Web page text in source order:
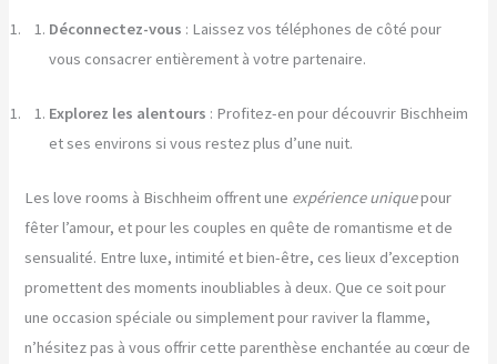
Déconnectez-vous : Laissez vos téléphones de côté pour
vous consacrer entièrement à votre partenaire.
Explorez les alentours : Profitez-en pour découvrir Bischheim
et ses environs si vous restez plus d’une nuit.
Les love rooms à Bischheim offrent une expérience uniquepour
fêter l’amour, et pour les couples en quête de romantisme et de
sensualité. Entre luxe, intimité et bien-être, ces lieux d’exception
promettent des moments inoubliables à deux. Que ce soit pour
une occasion spéciale ou simplement pour raviver la flamme,
n’hésitez pas à vous offrir cette parenthèse enchantée au cœur de